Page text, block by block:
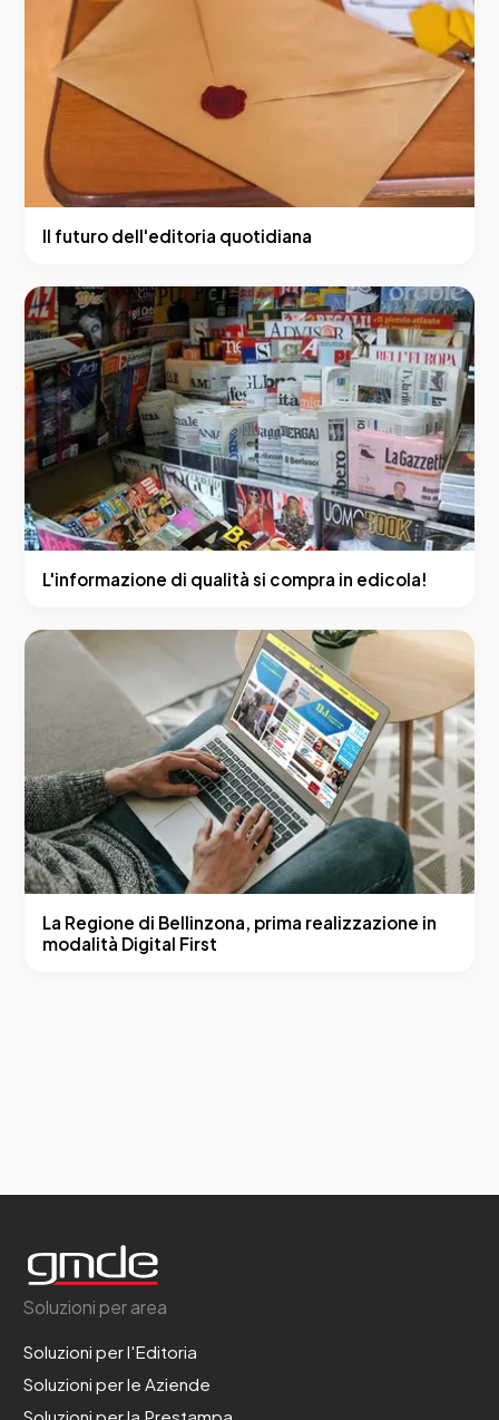
Il futuro dell'editoria quotidiana
L'informazione di qualità si compra in edicola!
La Regione di Bellinzona, prima realizzazione in
modalità Digital First
Soluzioni per area
Soluzioni per l'Editoria
Soluzioni per le Aziende